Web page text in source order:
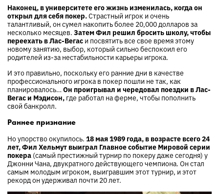
Наконец, в университете его жизнь изменилась, когда он
открыл для себя покер.Страстный игрок и очень
талантливый, он сумел накопить более 20,000 долларов за
несколько месяцев. Затем Фил решил бросить школу, чтобы
переехать в Лас-Вегас и посвятить все свое время этому
новому занятию, выбор, который сильно беспокоил его
родителей из-за нестабильности карьеры игрока.
И это правильно, поскольку его ранние дни в качестве
профессионального игрока в покер пошли не так, как
планировалось… Он проигрывал и чередовал поездки в Лас-
Вегас и Мэдисон, где работал на ферме, чтобы пополнить
свой банкролл.
Раннее признание
Но упорство окупилось. 18 мая 1989 года, в возрасте всего 24
лет, Фил Хельмут выиграл Главное событие Мировой серии
покера (самый престижный турнир по покеру даже сегодня) у
Джонни Чана, двукратного действующего чемпиона. Он стал
самым молодым игроком, выигравшим этот турнир, и этот
рекорд он удерживал почти 20 лет.